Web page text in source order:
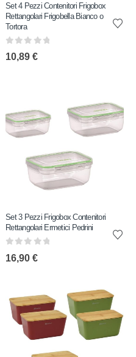
Set 4 Pezzi Contenitori Frigobox
Rettangolari Frigobella Bianco o
Tortora
0 out of 5
10,89 €
Set 3 Pezzi Frigobox Contenitori
Rettangolari Ermetici Pedrini
16,90 €